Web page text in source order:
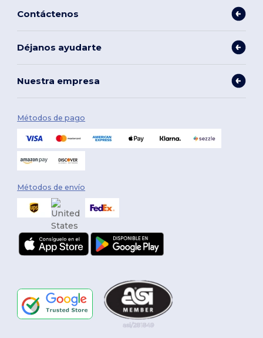
Contáctenos
Déjanos ayudarte
Nuestra empresa
Métodos de pago
Métodos de envío